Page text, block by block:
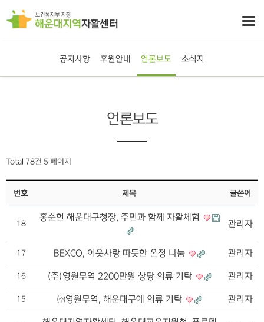
공지사항 후원안내 언론보도 소식지
언론보도
Total 78건 5 페이지
번호 제목 글쓴이
18
홍순헌 해운대구청장, 주민과 함께 자활체험
관리자
17 BEXCO, 이웃사랑 따듯한 온정 나눔 관리자
16 (주)영원무역 2200만원 상당 의류 기탁 관리자
15 ㈜영원무역, 해운대구에 의류 기탁 관리자